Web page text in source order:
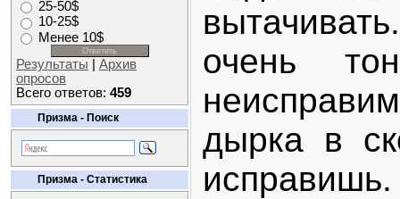
25-50$
10-25$
Менее 10$
Результаты
Архив
опросов
Всего ответов: 459
Призма - Поиск
Призма - Статистика
очень
дырка в